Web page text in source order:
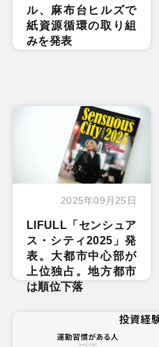
ル、麻布台ヒルズで
紙資源循環の取り組
みを発表
2025年09月25日
LIFULL「センシュア
ス・シティ2025」発
表。大都市中心部が
上位独占。地方都市
は順位下落